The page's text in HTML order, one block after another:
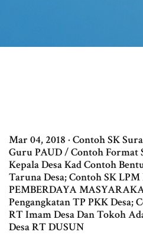
Mar 04, 2018 · Contoh SK
Guru PAUD / Contoh Format
Kepala Desa Kad Contoh
Taruna Desa; Contoh SK
PEMBERDAYA
Pengangkatan TP PKK Desa;
RT Imam Desa Dan Tokoh
Desa RT DUSUN